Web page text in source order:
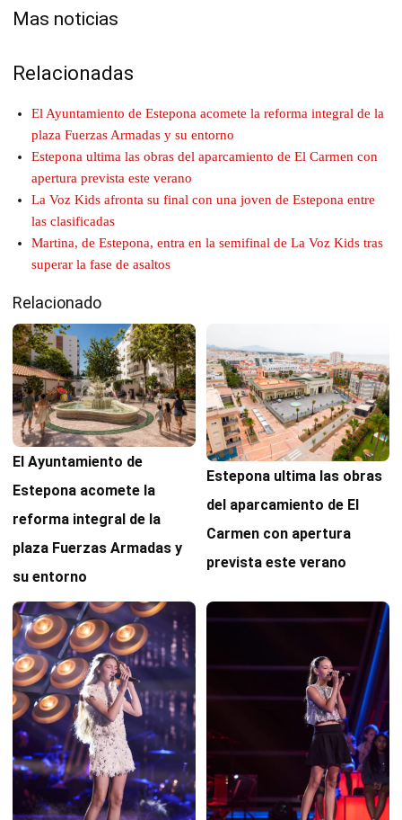
Mas noticias
Relacionadas
El Ayuntamiento de Estepona acomete la reforma integral de la
plaza Fuerzas Armadas y su entorno
Estepona ultima las obras del aparcamiento de El Carmen con
apertura prevista este verano
La Voz Kids afronta su final con una joven de Estepona entre
las clasificadas
Martina, de Estepona, entra en la semifinal de La Voz Kids tras
superar la fase de asaltos
Relacionado
El Ayuntamiento de
Estepona acomete la
reforma integral de la
plaza Fuerzas Armadas y
su entorno
Estepona ultima las obras
del aparcamiento de El
Carmen con apertura
prevista este verano